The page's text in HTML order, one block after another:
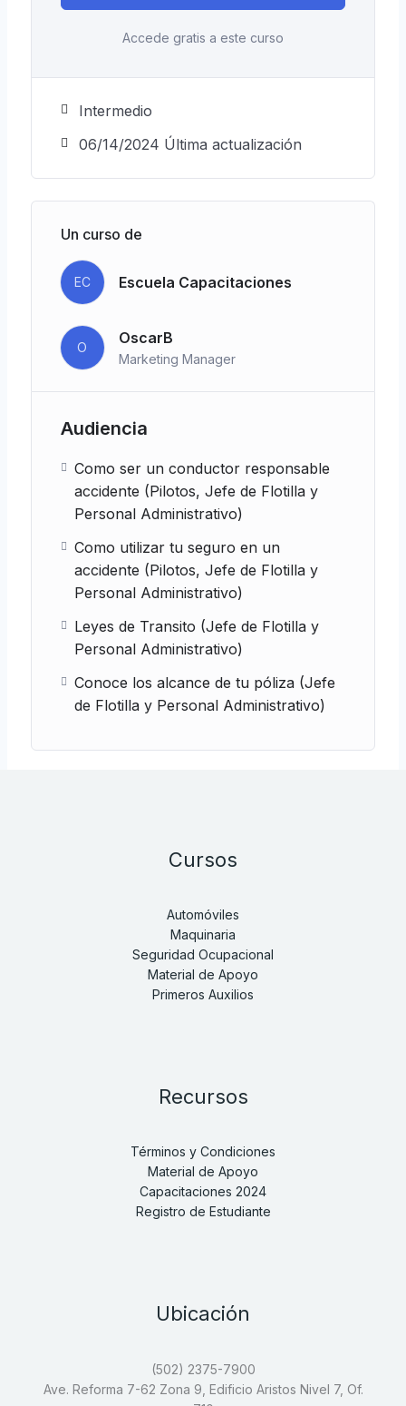
Accede gratis a este curso
Intermedio
06/14/2024 Última actualización
Un curso de
EC Escuela Capacitaciones
O
OscarB
Marketing Manager
Audiencia
Como ser un conductor responsable
accidente (Pilotos, Jefe de Flotilla y
Personal Administrativo)
Como utilizar tu seguro en un
accidente (Pilotos, Jefe de Flotilla y
Personal Administrativo)
Leyes de Transito (Jefe de Flotilla y
Personal Administrativo)
Conoce los alcance de tu póliza (Jefe
de Flotilla y Personal Administrativo)
Cursos
Automóviles
Maquinaria
Seguridad Ocupacional
Material de Apoyo
Primeros Auxilios
Recursos
Términos y Condiciones
Material de Apoyo
Capacitaciones 2024
Registro de Estudiante
Ubicación
(502) 2375-7900
Ave. Reforma 7-62 Zona 9, Edificio Aristos Nivel 7, Of.